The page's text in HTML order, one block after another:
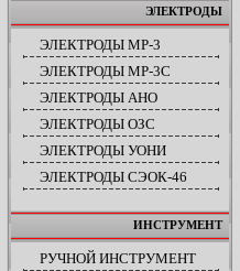
ЭЛЕКТРОДЫ
ЭЛЕКТРОДЫ МР-3
ЭЛЕКТРОДЫ МР-3С
ЭЛЕКТРОДЫ АНО
ЭЛЕКТРОДЫ ОЗС
ЭЛЕКТРОДЫ УОНИ
ЭЛЕКТРОДЫ СЭОК-46
ИНСТРУМЕНТ
РУЧНОЙ ИНСТРУМЕНТ